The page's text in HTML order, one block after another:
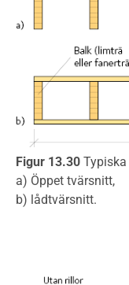
Figur 13.30
a) Öppet tvärsnitt,
b) lådtvärsnitt.